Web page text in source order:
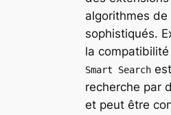
algorithmes de
sophistiqués.
la
Smart Searchest
recherche par
et peut être